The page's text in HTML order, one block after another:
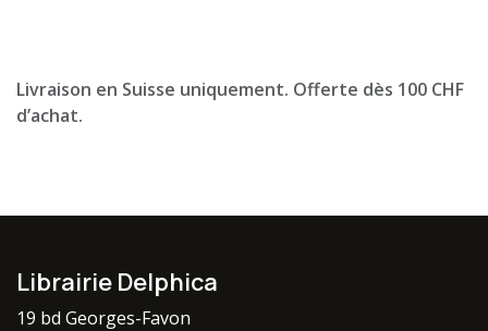
Livraison en Suisse uniquement. Offerte dès 100 CHF
d’achat.
Librairie Delphica
19 bd Georges-Favon